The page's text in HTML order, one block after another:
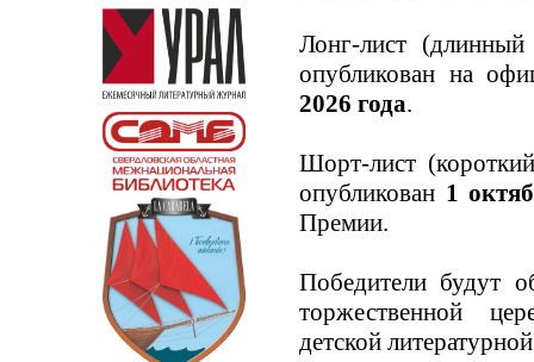
Лонг-лист (длинный
опубликован на
2026 года.
Шорт-лист
опубликован 1
Премии.
Победители будут
торжественной
детской